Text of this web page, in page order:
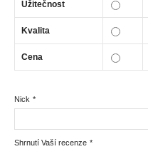
Užitečnost
Kvalita
Cena
*
Nick
*
Shrnutí Vaší recenze